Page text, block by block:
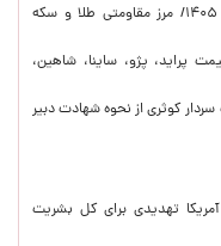
قیمت جدید طلا و سکه امروز ۱۵ مردادماه ۱۴۰۵/ مرز مقاومتی طلا و سکه
پراید، پژو، ساینا، شاهین،
کوثری از نحوه شهادت دبیر
تهدیدی برای کل بشریت